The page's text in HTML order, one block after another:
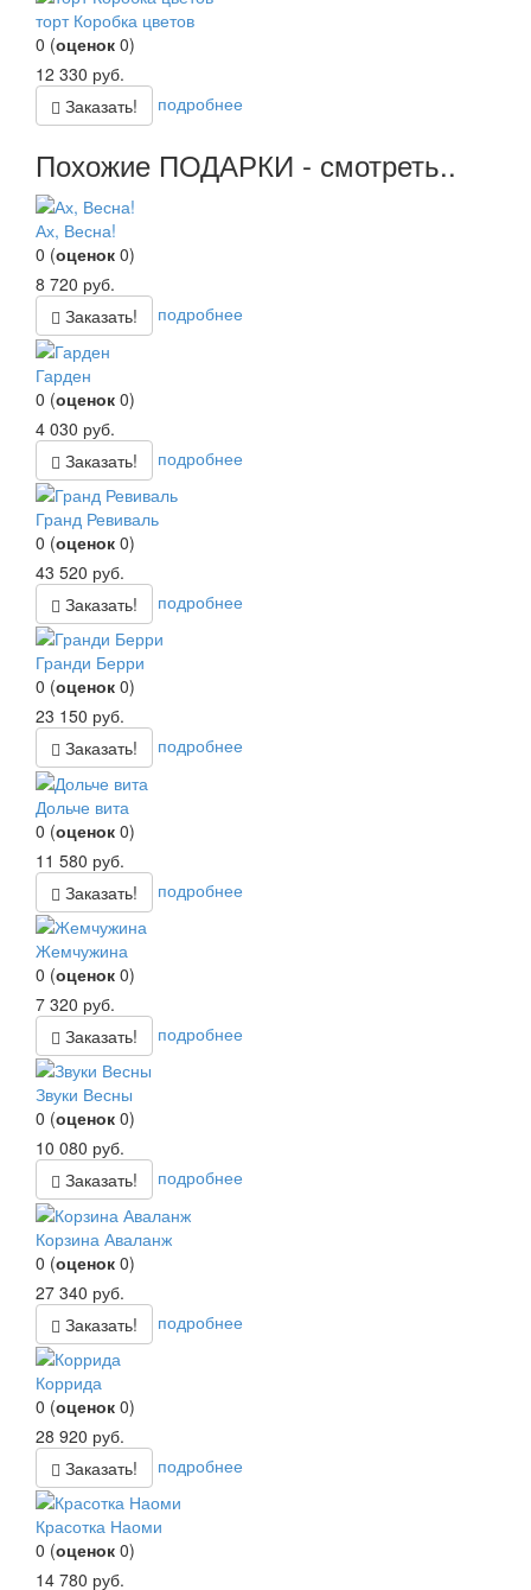
торт Коробка цветов
0 (оценок 0)
12 330 руб.
Заказать!
подробнее
Похожие ПОДАРКИ - смотреть..
Ах, Весна!
0 (оценок 0)
8 720 руб.
Заказать!
подробнее
Гарден
0 (оценок 0)
4 030 руб.
Заказать!
подробнее
Гранд Ревиваль
0 (оценок 0)
43 520 руб.
Заказать!
подробнее
Гранди Берри
0 (оценок 0)
23 150 руб.
Заказать!
подробнее
Дольче вита
0 (оценок 0)
11 580 руб.
Заказать!
подробнее
Жемчужина
0 (оценок 0)
7 320 руб.
Заказать!
подробнее
Звуки Весны
0 (оценок 0)
10 080 руб.
Заказать!
подробнее
Корзина Аваланж
0 (оценок 0)
27 340 руб.
Заказать!
подробнее
Коррида
0 (оценок 0)
28 920 руб.
Заказать!
подробнее
Красотка Наоми
0 (оценок 0)
14 780 руб.